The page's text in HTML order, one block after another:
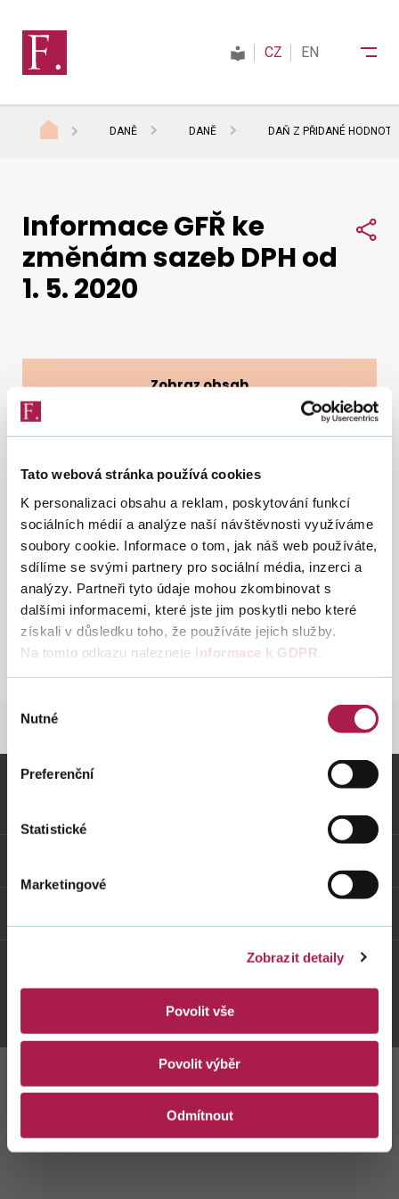
Tato webová stránka používá cookies
K personalizaci obsahu a reklam, poskytování funkcí
sociálních médií a analýze naší návštěvnosti využíváme
soubory cookie. Informace o tom, jak náš web používáte,
sdílíme se svými partnery pro sociální média, inzerci a
analýzy. Partneři tyto údaje mohou zkombinovat s
dalšími informacemi, které jste jim poskytli nebo které
získali v důsledku toho, že používáte jejich služby.
Na tomto odkazu naleznete informace k GDPR
souhlasu
Nutné
Preferenční
Statistické
Marketingové
Zobrazit detaily
Povolit vše
Povolit výběr
Odmítnout
Daně
Mezinárodní spolupráce
Vyhledat na webu
CZ EN
DANĚ DANĚ DAŇ Z PŘIDANÉ HODNOTY
11. 3. 2020
Cílem této Informace je podat ucelený přehled změn
v této oblasti a ujednotit přístup k vymezení okruhu
služeb a zboží podléhajících od 1. 5. 2020 druhé
snížené sazbě daně.
Informace GFŘ ke změnám
Informace GFŘ ke
změnám sazeb DPH od
1. 5. 2020
Zobraz obsah
DAŇ Z PŘIDANÉ HODNOTY
Twitter Youtube Facebook Instagram
Zůstaňte s námi
v kontaktu